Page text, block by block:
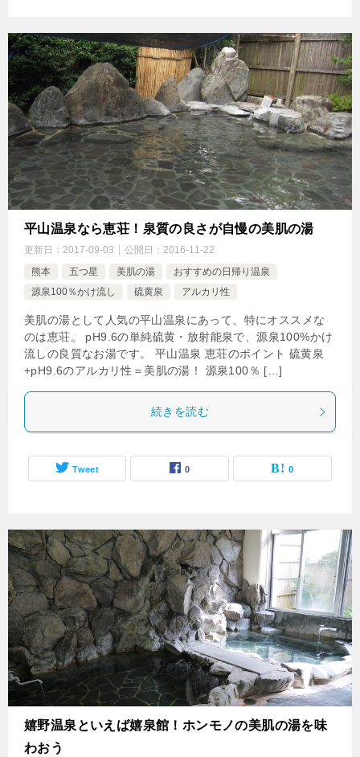
平山温泉なら恵荘！泉質の良さが自慢の美肌の湯
更新日： 2017-09-03 公開日： 2016-11-22
熊本
五つ星 美肌の湯
おすすめの日帰り温泉
源泉100％かけ流し
硫黄泉 アルカリ性
美肌の湯として人気の平山温泉にあって、特にオススメな
のは恵荘。 pH9.6の単純硫黄・放射能泉で、源泉100%かけ
流しの良質なお湯です。 平山温泉 恵荘のポイント 硫黄泉
+pH9.6のアルカリ性＝美肌の湯！ 源泉100％ […]
続きを読む
Tweet 0 0
嬉野温泉といえば嬉泉館！ホンモノの美肌の湯を味
わおう